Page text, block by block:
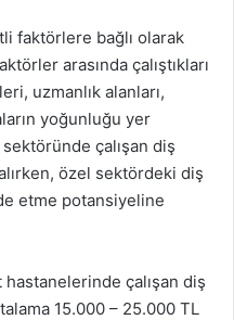
faktörlere bağlı olarak
arasında çalıştıkları
uzmanlık alanları,
yoğunluğu yer
çalışan diş
özel sektördeki diş
etme potansiyeline
hastanelerinde çalışan diş
15.000 – 25.000 TL